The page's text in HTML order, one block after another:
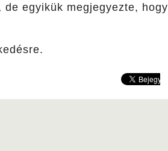
egyikük megjegyezte, hogy